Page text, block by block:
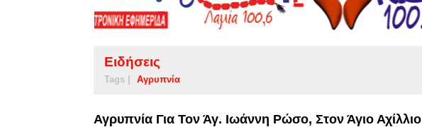
Ειδήσεις
Tags | Αγρυπνία
Αγρυπνία Για Τον Άγ. Ιωάννη Ρώσο, Στον Άγιο Αχίλλιο